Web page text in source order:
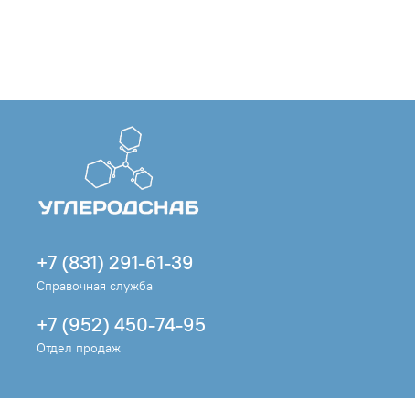
+7 (831) 291-61-39
Справочная служба
+7 (952) 450-74-95
Отдел продаж